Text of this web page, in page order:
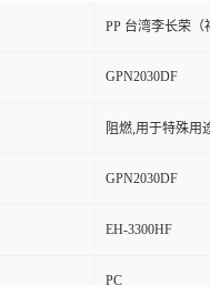
PP 台湾李长荣（
GPN2030DF
阻燃,用于特殊用
GPN2030DF
EH-3300HF
PC